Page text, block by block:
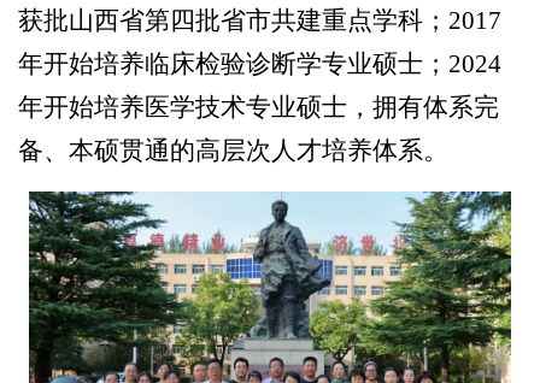
获批山西省第四批省市共建重点学科；2017
年开始培养临床检验诊断学专业硕士；2024
年开始培养医学技术专业硕士，拥有体系完
备、本硕贯通的高层次人才培养体系。